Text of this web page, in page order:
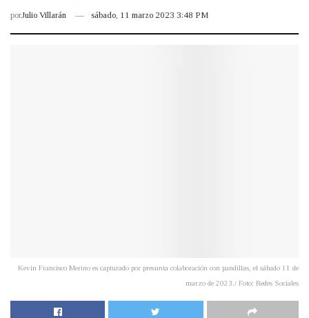
porJulio Villarán sábado, 11 marzo 2023 3:48 PM
Kevin Francisco Merino es capturado por presunta colaboración con pandillas, el sábado 11 de
marzo de 2023./ Foto: Redes Sociales